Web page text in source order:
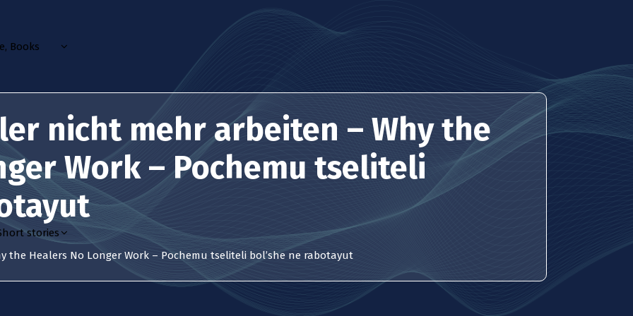
Books
stories
nicht mehr arbeiten – Why the
Work – Pochemu tseliteli
the Healers No Longer Work – Pochemu tseliteli bol’she ne rabotayut